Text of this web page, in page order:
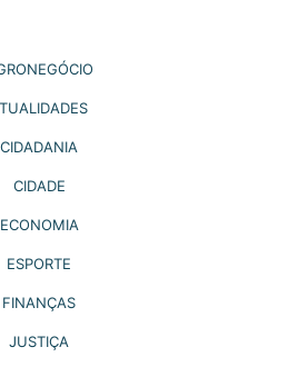
CIDADANIA
CIDADE
ECONOMIA
ESPORTE
FINANÇAS
JUSTIÇA